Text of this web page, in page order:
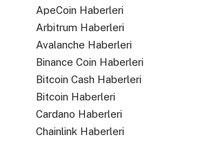
ApeCoin Haberleri
Arbitrum Haberleri
Avalanche Haberleri
Binance Coin Haberleri
Bitcoin Cash Haberleri
Bitcoin Haberleri
Cardano Haberleri
Chainlink Haberleri